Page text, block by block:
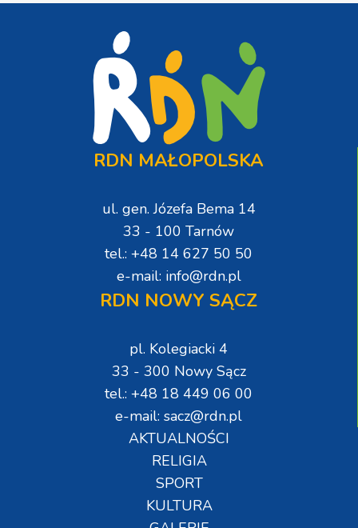
RDN MAŁOPOLSKA
ul. gen. Józefa Bema 14
33 - 100 Tarnów
tel.: +48 14 627 50 50
e-mail: info@rdn.pl
RDN NOWY SĄCZ
pl. Kolegiacki 4
33 - 300 Nowy Sącz
tel.: +48 18 449 06 00
e-mail: sacz@rdn.pl
AKTUALNOŚCI
RELIGIA
SPORT
KULTURA